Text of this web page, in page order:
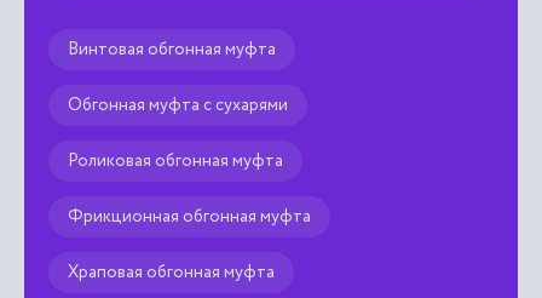
Винтовая обгонная муфта
Обгонная муфта с сухарями
Роликовая обгонная муфта
Фрикционная обгонная муфта
Храповая обгонная муфта